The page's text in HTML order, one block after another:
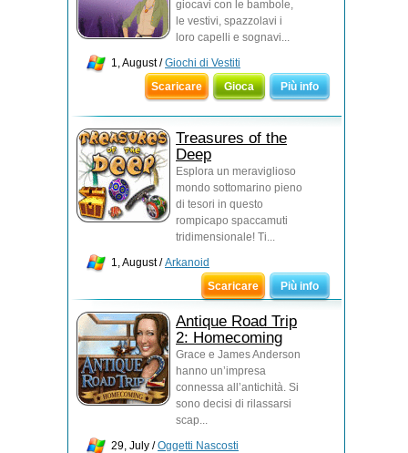
giocavi con le bambole,
le vestivi, spazzolavi i
loro capelli e sognavi...
1, August /Giochi di Vestiti
Scaricare
Gioca Più info
Treasures of the
Deep
Esplora un meraviglioso
mondo sottomarino pieno
di tesori in questo
rompicapo spaccamuti
tridimensionale! Ti...
1, August /Arkanoid
Scaricare
Più info
Antique Road Trip
2: Homecoming
Grace e James Anderson
hanno un’impresa
connessa all’antichità. Si
sono decisi di rilassarsi
scap...
29, July /Oggetti Nascosti